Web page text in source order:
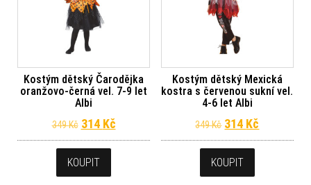
Kostým dětský Čarodějka
oranžovo-černá vel. 7-9 let
Albi
349Kč Původní cena byla: 349 Kč.
314 KčAktuální cena je: 314 Kč.
KOUPIT
Kostým dětský Mexická
kostra s červenou sukní vel.
4-6 let Albi
349Kč Původní cena
314 Kč
KOUPIT